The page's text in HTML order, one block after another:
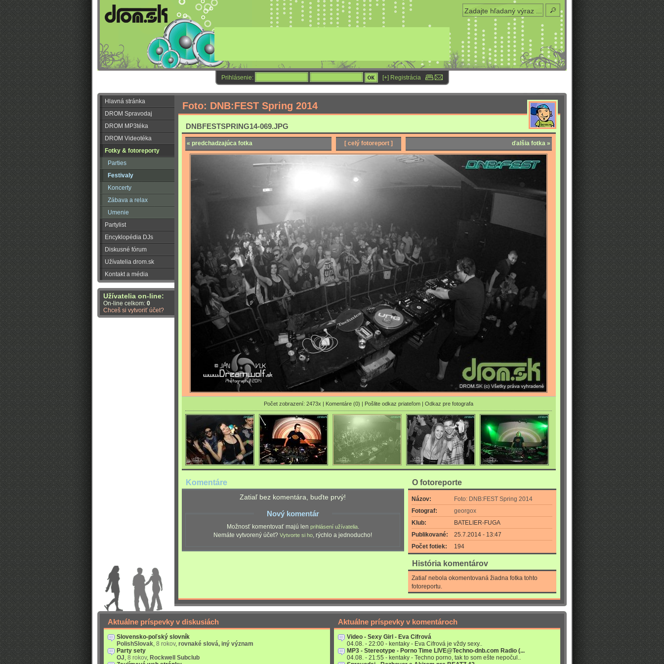
Prihlásenie: [+] Registrácia
Hlavná stránka
DROM Spravodaj
DROM MP3téka
DROM Videotéka
Fotky & fotoreporty
Parties
Festivaly
Koncerty
Zábava a relax
Umenie
Partylist
Encyklopédia DJs
Diskusné fórum
Užívatelia drom.sk
Kontakt a média
Užívatelia on-line:
On-line celkom: 0
Chceš si vytvoriť účet?
Foto: DNB:FEST Spring 2014
DNBFESTSPRING14-069.JPG
« predchadzajúca fotka [ celý fotoreport ] ďalšia fotka »
Počet zobrazení: 2473x | Komentáre (0) | Pošlite odkaz priateľom | Odkaz pre fotografa
Komentáre
Zatiaľ bez komentára, buďte prvý!
Nový komentár
Možnosť komentovať majú len prihlásení užívatelia.
Nemáte vytvorený účet? Vytvorte si ho , rýchlo a jednoducho!
O fotoreporte
Názov:
Foto: DNB:FEST Spring 2014
Fotograf:
georgox
Klub:
BATELIER-FUGA
Publikované:
25.7.2014 - 13:47
Počet fotiek:
194
História komentárov
Zatiaľ nebola okomentovaná žiadna fotka tohto
fotoreportu.
Aktuálne príspevky v diskusiách
Slovensko-poľský slovník
PolishSlovak, 8 rokov, rovnaké slová, iný význam
Party sety
OJ, 8 rokov, Rockwell Subclub
Aktuálne príspevky v komentároch
Video - Sexy Girl - Eva Cifrová
04.08. - 22:00 - kentaky - Eva Cifrová je vždy sexy..
MP3 - Stereotype - Porno Time LIVE@Techno-dnb.com Radio (...
04.08. - 21:55 - kentaky - Techno porno, tak to som ešte nepočul..